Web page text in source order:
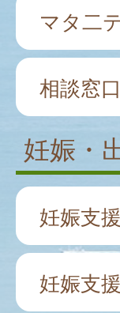
マタ二
相談窓口
妊娠・
妊娠支
妊娠支